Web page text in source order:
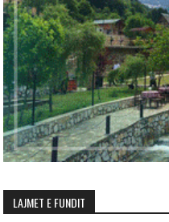
LAJMET E FUNDIT